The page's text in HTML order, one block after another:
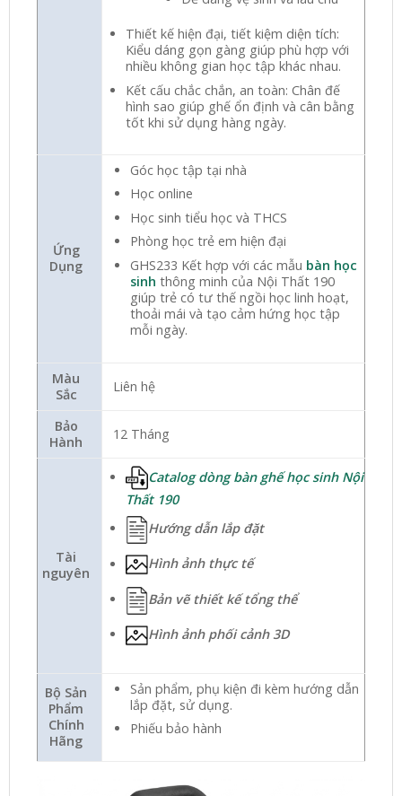
Thiết kế hiện đại, tiết kiệm diện tích:
Kiểu dáng gọn gàng giúp phù hợp với
nhiều không gian học tập khác nhau.
Kết cấu chắc chắn, an toàn: Chân đế
hình sao giúp ghế ổn định và cân bằng
tốt khi sử dụng hàng ngày.
Ứng
Dụng
Góc học tập tại nhà
Học online
Học sinh tiểu học và THCS
Phòng học trẻ em hiện đại
GHS233 Kết hợp với các mẫu bàn học
sinh thông minh của Nội Thất 190
giúp trẻ có tư thế ngồi học linh hoạt,
thoải mái và tạo cảm hứng học tập
mỗi ngày.
Màu
Sắc
Liên hệ
Bảo
Hành
12 Tháng
Tài
nguyên
Catalog dòng bàn ghế học sinh Nội
Thất 190
Hướng dẫn lắp đặt
Hình ảnh thực tế
Bản vẽ thiết kế tổng thể
Hình ảnh phối cảnh 3D
Bộ Sản
Phẩm
Chính
Hãng
Sản phẩm, phụ kiện đi kèm hướng dẫn
lắp đặt, sử dụng.
Phiếu bảo hành